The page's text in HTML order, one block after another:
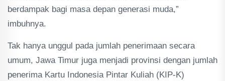
berdampak bagi masa depan generasi muda,”
imbuhnya.
Tak hanya unggul pada jumlah penerimaan secara
umum, Jawa Timur juga menjadi provinsi dengan jumlah
penerima Kartu Indonesia Pintar Kuliah (KIP-K)